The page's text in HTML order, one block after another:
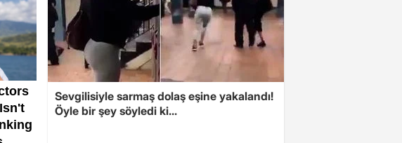
Sevgilisiyle sarmaş dolaş eşine yakalandı!
Öyle bir şey söyledi ki...